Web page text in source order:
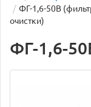
ФГ-1,6-50В
очистки)
ФГ-1,6-